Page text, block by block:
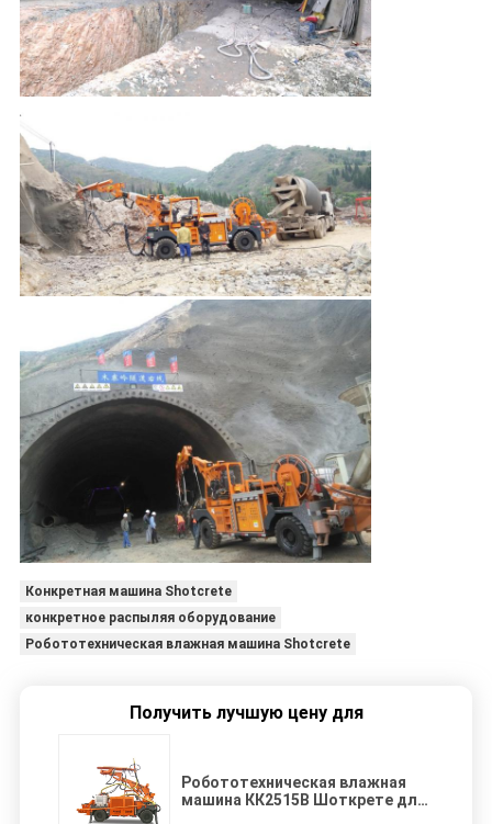
Конкретная машина Shotcrete
конкретное распыляя оборудование
Робототехническая влажная машина Shotcrete
Получить лучшую цену для
Робототехническая влажная
машина КК2515В Шоткрете для